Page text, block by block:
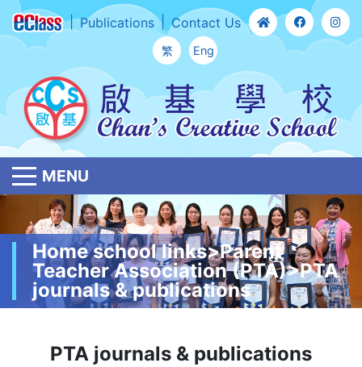
Publications Contact Us
繁 Eng
MENU
Home school links>Parent
Teacher Association (PTA)>PTA
journals & publications
PTA journals & publications